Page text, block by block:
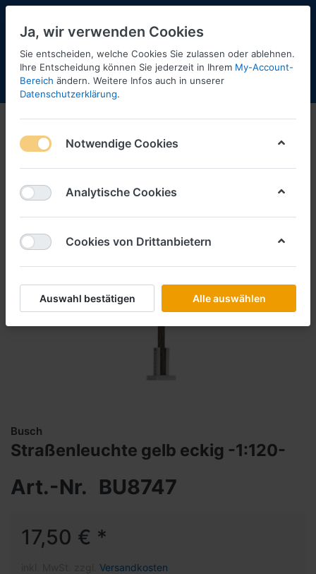
Menü Anmelden Shopaktualisierung
Busch
Straßenleuchte gelb eckig -1:120-
Art.-Nr. BU8747
17,50 € *
Versandkosten
Ja, wir verwenden Cookies
Sie entscheiden, welche Cookies Sie zulassen oder ablehnen.
Ihre Entscheidung können Sie jederzeit in Ihrem My-Account-
Bereich ändern. Weitere Infos auch in unserer
Datenschutzerklärung.
Notwendige Cookies
Analytische Cookies
Cookies von Drittanbietern
Auswahl bestätigen Alle auswählen